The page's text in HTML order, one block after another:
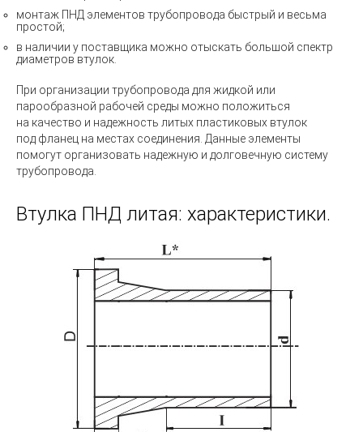
монтаж ПНД элементов трубопровода быстрый и весьма
простой;
в наличии у поставщика можно отыскать большой спектр
диаметров втулок.
При организации трубопровода для жидкой или
парообразной рабочей среды можно положиться
на качество и надежность литых пластиковых втулок
под фланец на местах соединения. Данные элементы
помогут организовать надежную и долговечную систему
трубопровода.
Втулка ПНД литая: характеристики.